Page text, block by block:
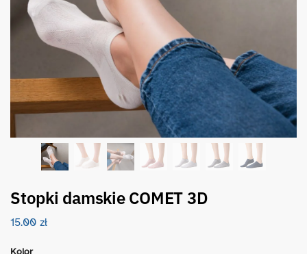
Stopki damskie COMET 3D
15.00 zł
Kolor